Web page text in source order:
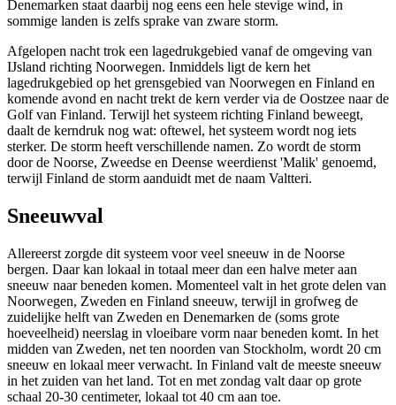
Denemarken staat daarbij nog eens een hele stevige wind, in
sommige landen is zelfs sprake van zware storm.
Afgelopen nacht trok een lagedrukgebied vanaf de omgeving van
IJsland richting Noorwegen. Inmiddels ligt de kern het
lagedrukgebied op het grensgebied van Noorwegen en Finland en
komende avond en nacht trekt de kern verder via de Oostzee naar de
Golf van Finland. Terwijl het systeem richting Finland beweegt,
daalt de kerndruk nog wat: oftewel, het systeem wordt nog iets
sterker. De storm heeft verschillende namen. Zo wordt de storm
door de Noorse, Zweedse en Deense weerdienst 'Malik' genoemd,
terwijl Finland de storm aanduidt met de naam Valtteri.
Sneeuwval
Allereerst zorgde dit systeem voor veel sneeuw in de Noorse
bergen. Daar kan lokaal in totaal meer dan een halve meter aan
sneeuw naar beneden komen. Momenteel valt in het grote delen van
Noorwegen, Zweden en Finland sneeuw, terwijl in grofweg de
zuidelijke helft van Zweden en Denemarken de (soms grote
hoeveelheid) neerslag in vloeibare vorm naar beneden komt. In het
midden van Zweden, net ten noorden van Stockholm, wordt 20 cm
sneeuw en lokaal meer verwacht. In Finland valt de meeste sneeuw
in het zuiden van het land. Tot en met zondag valt daar op grote
schaal 20-30 centimeter, lokaal tot 40 cm aan toe.